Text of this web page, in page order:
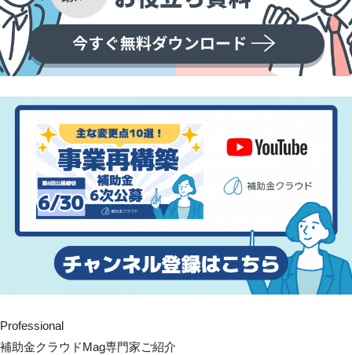
Professional
補助金クラウドMag専門家ご紹介